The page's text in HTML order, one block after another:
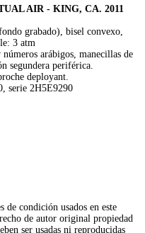
AIR - KING, CA. 2011
grabado), bisel convexo,
3 atm
arábigos, manecillas de
segundera periférica.
deployant.
serie 2H5E9290
de condición usados en este
de autor original propiedad
ser usadas ni reproducidas